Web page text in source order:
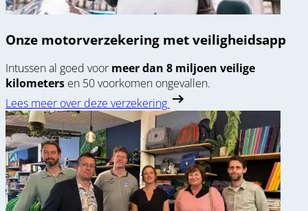
Onze motorverzekering met veiligheidsapp
Intussen al goed voor meer dan 8 miljoen veilige
kilometers en 50 voorkomen ongevallen.
Lees meer over deze verzekering